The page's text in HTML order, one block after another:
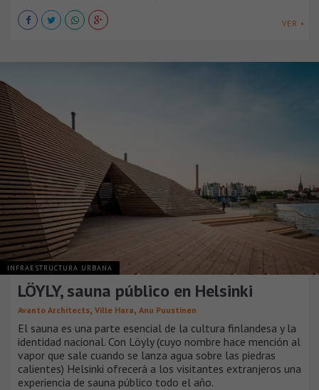
VER +
INFRAESTRUCTURA URBANA
LÖYLY, sauna público en Helsinki
Avanto Architects, Ville Hara, Anu Puustinen
El sauna es una parte esencial de la cultura finlandesa y la
identidad nacional. Con Löyly (cuyo nombre hace mención al
vapor ​que sale ​cuando se lanza agua sobre las piedras
calientes) Helsinki ofrecerá a los visitantes extranjeros una
experiencia de sauna público todo el año.